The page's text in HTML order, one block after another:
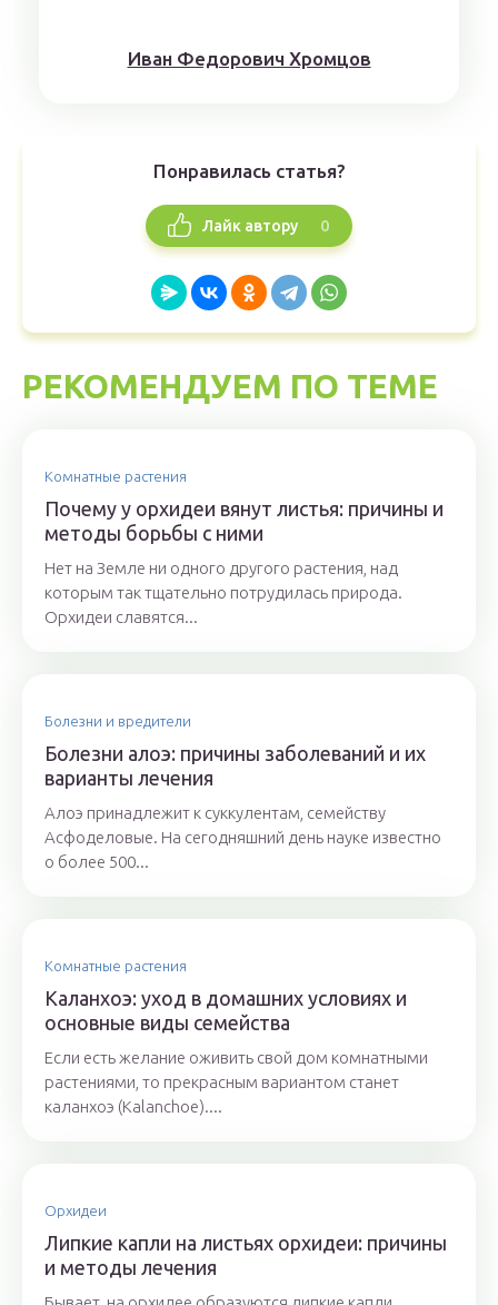
Иван Федорович Хромцов
Понравилась статья?
Лайк автору 0
РЕКОМЕНДУЕМ ПО ТЕМЕ
Комнатные растения
Почему у орхидеи вянут листья: причины и
методы борьбы с ними
Нет на Земле ни одного другого растения, над
которым так тщательно потрудилась природа.
Орхидеи славятся...
Болезни и вредители
Болезни алоэ: причины заболеваний и их
варианты лечения
Алоэ принадлежит к суккулентам, семейству
Асфоделовые. На сегодняшний день науке известно
о более 500...
Комнатные растения
Каланхоэ: уход в домашних условиях и
основные виды семейства
Если есть желание оживить свой дом комнатными
растениями, то прекрасным вариантом станет
каланхоэ (Kalanchoe)....
Орхидеи
Липкие капли на листьях орхидеи: причины
и методы лечения